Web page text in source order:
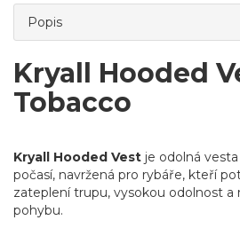
Popis
Kryall Hooded
Tobacco
Kryall Hooded Vest je odolná
počasí, navržená pro rybáře, kteří
zateplení trupu, vysokou odolnost a
pohybu.